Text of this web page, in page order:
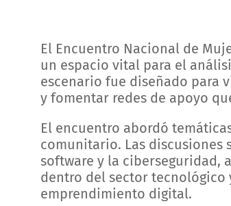
El Encuentro Nacional de
un espacio vital para el
escenario fue diseñado para
y fomentar redes de apoyo
El encuentro abordó
comunitario. Las discusiones
software y la ciberseguridad,
dentro del sector
emprendimiento digital.